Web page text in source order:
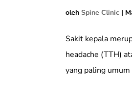
olehSpine Clinic |
Sakit kepala
headache (TTH)
yang paling